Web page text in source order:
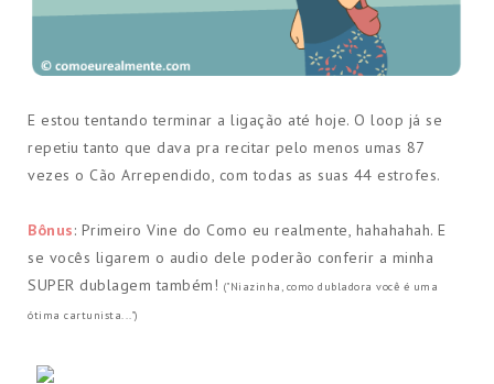
E estou tentando terminar a ligação até hoje. O loop já se
repetiu tanto que dava pra recitar pelo menos umas 87
vezes o Cão Arrependido, com todas as suas 44 estrofes.
Bônus: Primeiro Vine do Como eu realmente, hahahahah. E
se vocês ligarem o audio dele poderão conferir a minha
SUPER dublagem também! ("Niazinha, como dubladora você é uma
ótima cartunista...")